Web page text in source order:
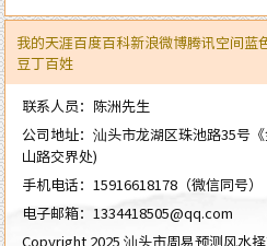
我的天涯百度百科新浪微博腾讯空间蓝
豆丁百姓
联系人员：陈洲先生
公司地址：汕头市龙湖区珠池路35号
山路交界处)
手机电话： 15916618178 （微信同号）
电子邮箱： 1334418505@qq.com
Copyright 2025 汕头市周易预测风水